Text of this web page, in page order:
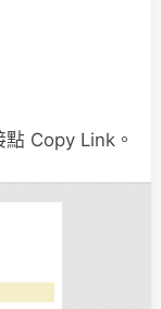
Copy Link。